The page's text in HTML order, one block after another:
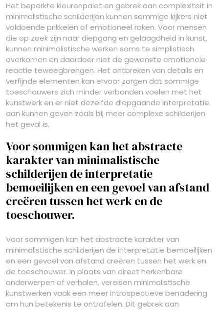
Het beperkte kleurenpalet en gebrek aan complexiteit in
minimalistische schilderijen kunnen sommige kijkers niet
voldoende prikkelen of emotioneel raken. Voor mensen
die op zoek zijn naar diepgang en gelaagdheid in kunst,
kunnen minimalistische werken soms te simplistisch
overkomen en daardoor niet de gewenste emotionele
reactie teweegbrengen. Het ontbreken van details en
verfijnde elementen kan ervoor zorgen dat sommige
toeschouwers zich minder verbonden voelen met het
kunstwerk en er niet dezelfde diepgaande interpretatie
aan kunnen geven zoals bij meer complexe schilderijen
het geval is.
Voor sommigen kan het abstracte
karakter van minimalistische
schilderijen de interpretatie
bemoeilijken en een gevoel van afstand
creëren tussen het werk en de
toeschouwer.
Voor sommigen kan het abstracte karakter van
minimalistische schilderijen de interpretatie bemoeilijken
en een gevoel van afstand creëren tussen het werk en
de toeschouwer. In plaats van direct herkenbare
onderwerpen of verhalen, vereisen minimalistische
kunstwerken vaak een meer introspectieve benadering
om hun betekenis te ontrafelen. Dit gebrek aan